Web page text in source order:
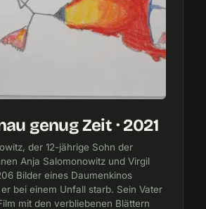
genug Zeit · 2021
der 12-jährige Sohn der
Anja Salomonowitz und Virgil
Bilder eines Daumenkinos
bei einem Unfall starb. Sein Vater
mit den verbliebenen Blättern